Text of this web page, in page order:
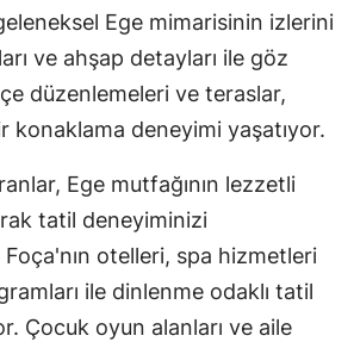
Ege mimarisinin izlerini
ve ahşap detayları ile göz
düzenlemeleri ve teraslar,
konaklama deneyimi yaşatıyor.
Ege mutfağının lezzetli
tatil deneyiminizi
otelleri, spa hizmetleri
ile dinlenme odaklı tatil
Çocuk oyun alanları ve aile